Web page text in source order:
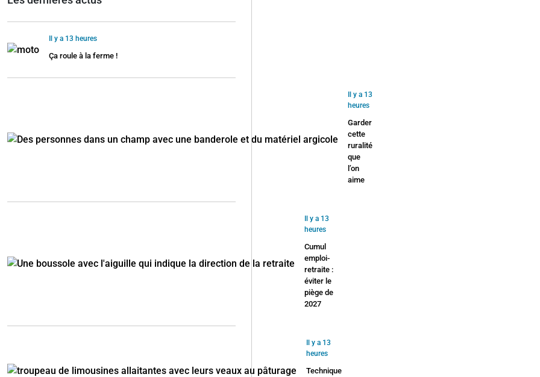
Il y a 13 heures
Ça roule à la ferme !
Il y a 13
heures
Garder
cette
ruralité
que
l’on
aime
Il y a 13
heures
Cumul
emploi-
retraite :
éviter le
piège de
2027
Il y a 13
heures
Technique